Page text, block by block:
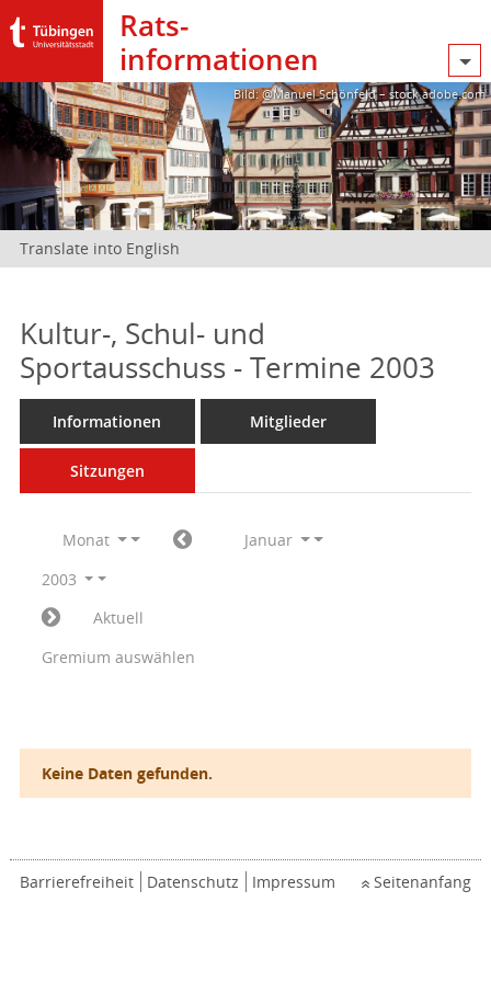
Rats­
informationen
Bild: @Manuel Schönfeld – stock.adobe.com
Translate into English
Kultur-, Schul- und
Sportausschuss - Termine 2003
Informationen Mitglieder
Sitzungen
Monat
Januar
2003
Aktuell
Gremium auswählen
Keine Daten gefunden.
Barrierefreiheit Datenschutz Impressum Seitenanfang